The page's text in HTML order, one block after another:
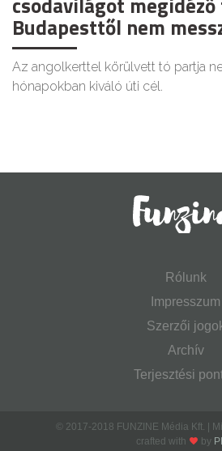
Budapesttől nem
Az angolkerttel körülvett tó partja
hónapokban kiváló úti cél.
Rólunk
Impresszum
Szerzői
Archív
Terjesztési
© 2017-2018 FUNZINE Média Kft. |
crafted with
by